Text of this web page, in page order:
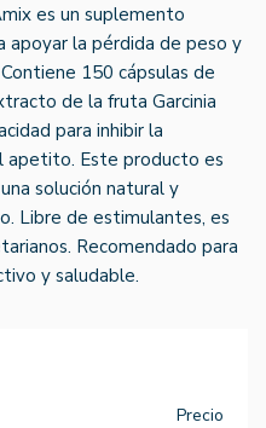
es un suplemento
apoyar la pérdida de peso y
150 cápsulas de
de la fruta Garcinia
para inhibir la
apetito. Este producto es
solución natural y
Libre de estimulantes, es
Recomendado para
y saludable.
Precio